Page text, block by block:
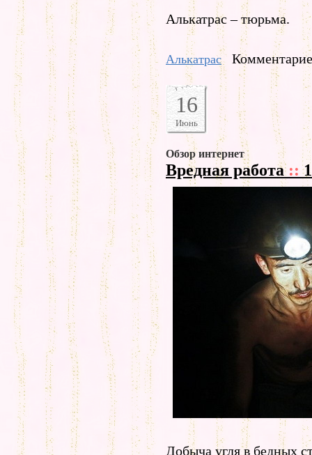
Алькатрас – тюрьма.
Алькатрас
16
Июнь
Обзор интернет
Вредная работа::
Добыча угля в бедных